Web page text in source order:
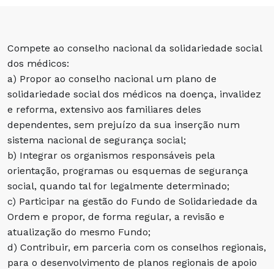
Compete ao conselho nacional da solidariedade social
dos médicos:
a) Propor ao conselho nacional um plano de
solidariedade social dos médicos na doença, invalidez
e reforma, extensivo aos familiares deles
dependentes, sem prejuízo da sua inserção num
sistema nacional de segurança social;
b) Integrar os organismos responsáveis pela
orientação, programas ou esquemas de segurança
social, quando tal for legalmente determinado;
c) Participar na gestão do Fundo de Solidariedade da
Ordem e propor, de forma regular, a revisão e
atualização do mesmo Fundo;
d) Contribuir, em parceria com os conselhos regionais,
para o desenvolvimento de planos regionais de apoio